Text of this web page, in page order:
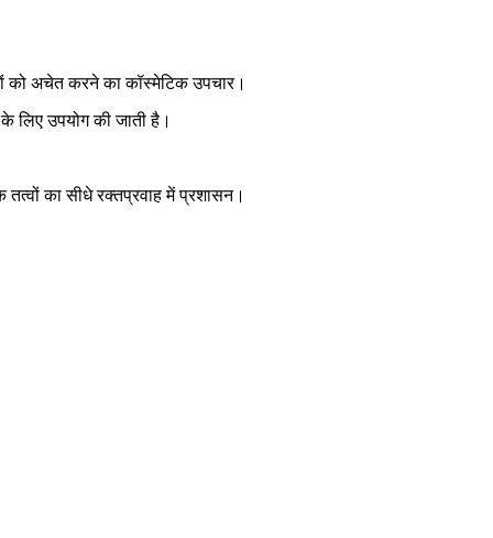
को अचेत करने का कॉस्मेटिक उपचार।
लिए उपयोग की जाती है।
का सीधे रक्तप्रवाह में प्रशासन।